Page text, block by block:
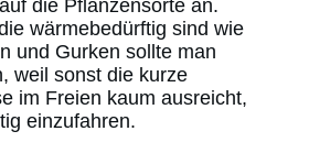
die Pflanzensorte an.
wärmebedürftig sind wie
und Gurken sollte man
weil sonst die kurze
im Freien kaum ausreicht,
einzufahren.